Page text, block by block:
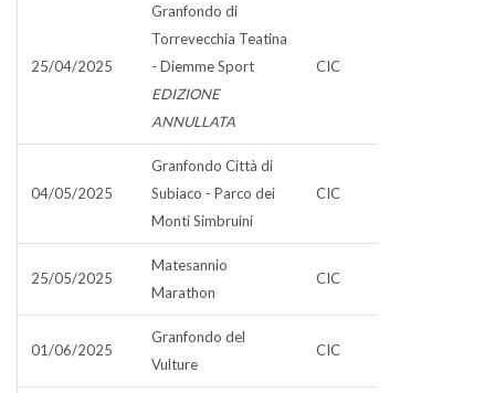
25/04/2025
Granfondo di
Torrevecchia Teatina
- Diemme Sport
EDIZIONE
ANNULLATA
CIC
04/05/2025
Granfondo Città di
Subiaco - Parco dei
Monti Simbruini
CIC
25/05/2025
Matesannio
Marathon
CIC
01/06/2025
Granfondo del
Vulture
CIC